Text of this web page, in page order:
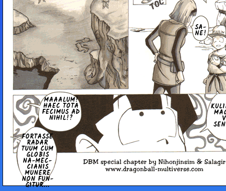
SA-
NE!
MAAALUM!
HAEC TOTA
FECIMUS AD
NIHIL!?
FO­R­TA­SSE
RADAR
TUUM CUM
GLOBIS
NA-ME­C­
CIA­NIS
MUNERE
NON FU­N­
GI­TUR...